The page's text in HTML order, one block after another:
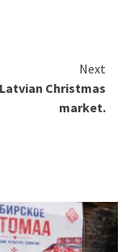
Next
Christmas
market.